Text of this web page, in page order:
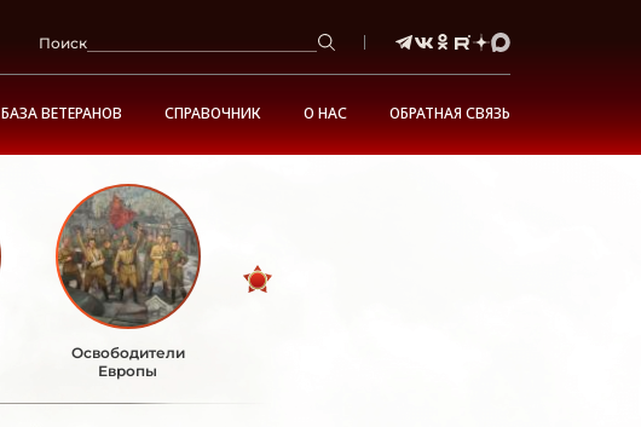
Поиск
БАЗА ВЕТЕРАНОВ СПРАВОЧНИК О НАС ОБРАТНАЯ СВЯЗЬ
Освободители
Европы